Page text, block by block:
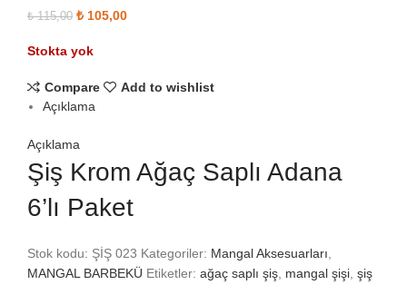
₺115,00 Orijinal fiyat: ₺ 115,00.
₺ 105,00
Stokta yok
Compare
Add to wishlist
Açıklama
Açıklama
Şiş Krom Ağaç Saplı Adana
6’lı Paket
Stok kodu: ŞİŞ 023 Kategoriler: Mangal Aksesuarları
MANGAL BARBEKÜ Etiketler: ağaç saplı şiş mangal şişi şiş